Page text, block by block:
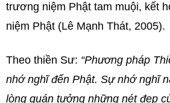
trương niệm Phật tam muội, kết
niệm Phật (Lê Mạnh Thát, 2005).
Theo thiền Sư: “Phương pháp
nhớ nghĩ đến Phật. Sự nhớ nghĩ
lòng quán tưởng những nét đẹp